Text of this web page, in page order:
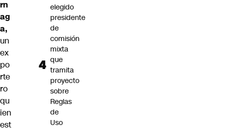
rn
ag
a,
un
ex
po
rte
ro
qu
ien
est
elegido
presidente
de
comisión
mixta
que
tramita
proyecto
sobre
Reglas
de
Uso